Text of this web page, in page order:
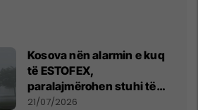
Kosova nën alarmin e kuq
të ESTOFEX,
paralajmërohen stuhi të
fuqishme me breshër dhe
21/07/2026